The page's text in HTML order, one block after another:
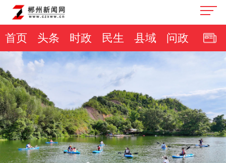
首页 头条 时政 民生 县域 问政